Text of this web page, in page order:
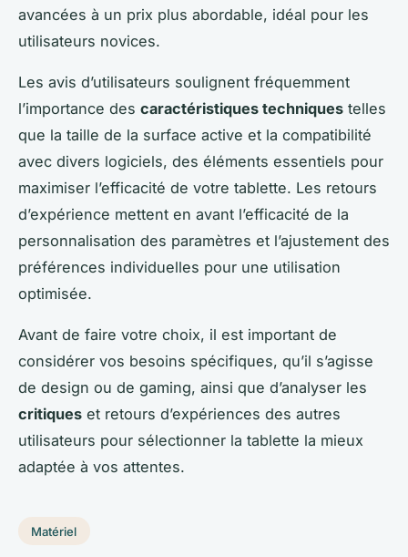
avancées à un prix plus abordable, idéal pour les
utilisateurs novices.
Les avis d’utilisateurs soulignent fréquemment
l’importance des caractéristiques techniques telles
que la taille de la surface active et la compatibilité
avec divers logiciels, des éléments essentiels pour
maximiser l’efficacité de votre tablette. Les retours
d’expérience mettent en avant l’efficacité de la
personnalisation des paramètres et l’ajustement des
préférences individuelles pour une utilisation
optimisée.
Avant de faire votre choix, il est important de
considérer vos besoins spécifiques, qu’il s’agisse
de design ou de gaming, ainsi que d’analyser les
critiques et retours d’expériences des autres
utilisateurs pour sélectionner la tablette la mieux
adaptée à vos attentes.
Matériel